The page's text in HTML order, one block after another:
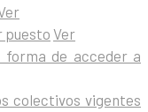
puesto Ver
de acceder a
colectivos vigentes